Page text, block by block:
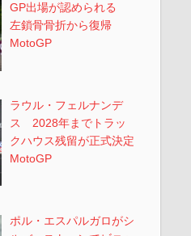
GP出場が認められる
左鎖骨骨折から復帰
MotoGP
ラウル・フェルナンデ
ス 2028年までトラッ
クハウス残留が正式決定
MotoGP
ポル・エスパルガロがシ